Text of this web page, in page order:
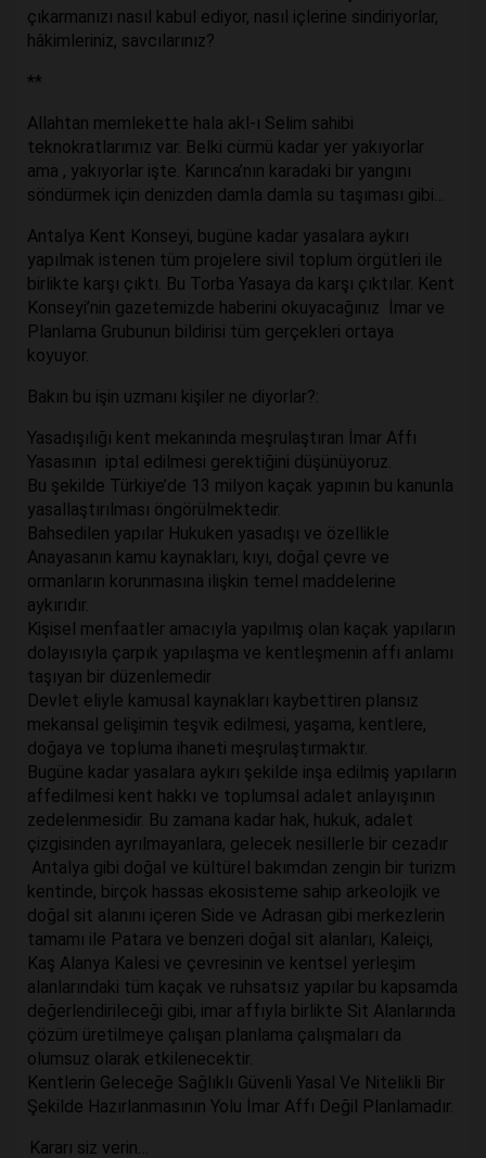
çıkarmanızı nasıl kabul ediyor, nasıl içlerine sindiriyorlar,
hâkimleriniz, savcılarınız?
**
Allahtan memlekette hala akl-ı Selim sahibi
teknokratlarımız var. Belki cürmü kadar yer yakıyorlar
ama , yakıyorlar işte. Karınca’nın karadaki bir yangını
söndürmek için denizden damla damla su taşıması gibi…
Antalya Kent Konseyi, bugüne kadar yasalara aykırı
yapılmak istenen tüm projelere sivil toplum örgütleri ile
birlikte karşı çıktı. Bu Torba Yasaya da karşı çıktılar. Kent
Konseyi’nin gazetemizde haberini okuyacağınız İmar ve
Planlama Grubunun bildirisi tüm gerçekleri ortaya
koyuyor.
Bakın bu işin uzmanı kişiler ne diyorlar?:
Yasadışılığı kent mekanında meşrulaştıran İmar Affı
Yasasının iptal edilmesi gerektiğini düşünüyoruz.
Bu şekilde Türkiye’de 13 milyon kaçak yapının bu kanunla
yasallaştırılması öngörülmektedir.
Bahsedilen yapılar Hukuken yasadışı ve özellikle
Anayasanın kamu kaynakları, kıyı, doğal çevre ve
ormanların korunmasına ilişkin temel maddelerine
aykırıdır.
Kişisel menfaatler amacıyla yapılmış olan kaçak yapıların
dolayısıyla çarpık yapılaşma ve kentleşmenin affı anlamı
taşıyan bir düzenlemedir
Devlet eliyle kamusal kaynakları kaybettiren plansız
mekansal gelişimin teşvik edilmesi, yaşama, kentlere,
doğaya ve topluma ihaneti meşrulaştırmaktır.
Bugüne kadar yasalara aykırı şekilde inşa edilmiş yapıların
affedilmesi kent hakkı ve toplumsal adalet anlayışının
zedelenmesidir. Bu zamana kadar hak, hukuk, adalet
çizgisinden ayrılmayanlara, gelecek nesillerle bir cezadır
Antalya gibi doğal ve kültürel bakımdan zengin bir turizm
kentinde, birçok hassas ekosisteme sahip arkeolojik ve
doğal sit alanını içeren Side ve Adrasan gibi merkezlerin
tamamı ile Patara ve benzeri doğal sit alanları, Kaleiçi,
Kaş Alanya Kalesi ve çevresinin ve kentsel yerleşim
alanlarındaki tüm kaçak ve ruhsatsız yapılar bu kapsamda
değerlendirileceği gibi, imar affıyla birlikte Sit Alanlarında
çözüm üretilmeye çalışan planlama çalışmaları da
olumsuz olarak etkilenecektir.
Kentlerin Geleceğe Sağlıklı Güvenli Yasal Ve Nitelikli Bir
Şekilde Hazırlanmasının Yolu İmar Affı Değil Planlamadır.
Kararı siz verin…